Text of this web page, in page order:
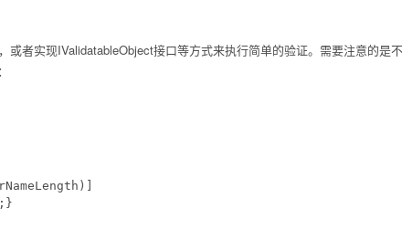
或者实现IValidatableObject接口等方式来执行简单的验证。需要注意的是